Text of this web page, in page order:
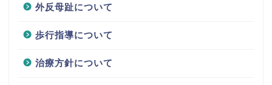
外反母趾について
歩行指導について
治療方針について